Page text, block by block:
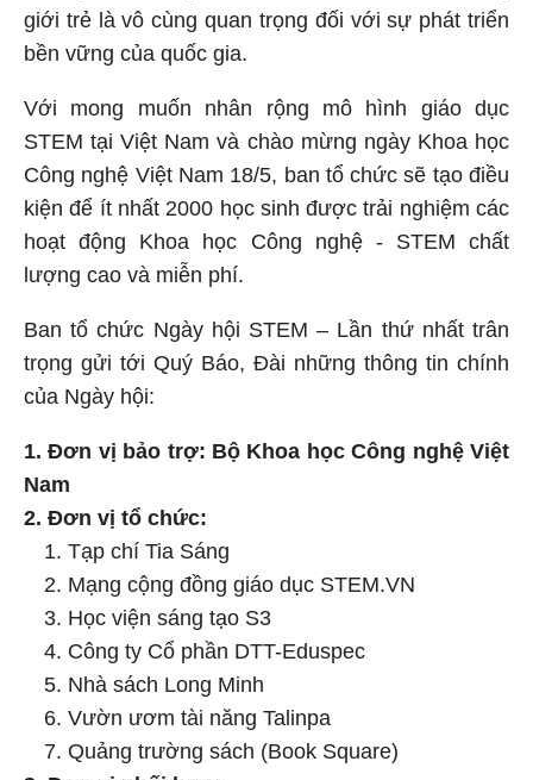
giới trẻ là vô cùng quan trọng đối với sự phát triển
bền vững của quốc gia.
Với mong muốn nhân rộng mô hình giáo dục
STEM tại Việt Nam và chào mừng ngày Khoa học
Công nghệ Việt Nam 18/5, ban tổ chức sẽ tạo điều
kiện để ít nhất 2000 học sinh được trải nghiệm các
hoạt động Khoa học Công nghệ - STEM chất
lượng cao và miễn phí.
Ban tổ chức Ngày hội STEM – Lần thứ nhất trân
trọng gửi tới Quý Báo, Đài những thông tin chính
của Ngày hội:
1. Đơn vị bảo trợ: Bộ Khoa học Công nghệ Việt
Nam
2. Đơn vị tổ chức:
Tạp chí Tia Sáng
Mạng cộng đồng giáo dục STEM.VN
Học viện sáng tạo S3
Công ty Cổ phần DTT-Eduspec
Nhà sách Long Minh
Vườn ươm tài năng Talinpa
Quảng trường sách (Book Square)